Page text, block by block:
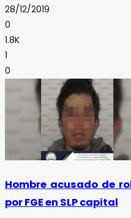
28/12/2019
0
1.8K
1
0
Hombre acusado de
por FGE en SLP capital